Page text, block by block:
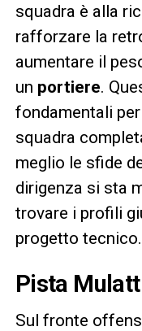
squadra è alla
rafforzare la
aumentare il
un portiere.
fondamentali
squadra
meglio le sfide
dirigenza si sta
trovare i profili
progetto tecnico.
Pista
Sul fronte